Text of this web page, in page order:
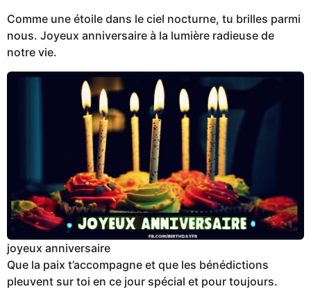
Comme une étoile dans le ciel nocturne, tu brilles parmi
nous. Joyeux anniversaire à la lumière radieuse de
notre vie.
joyeux anniversaire
Que la paix t’accompagne et que les bénédictions
pleuvent sur toi en ce jour spécial et pour toujours.